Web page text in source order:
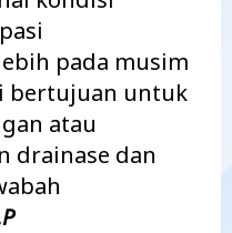
pada musim
bertujuan untuk
atau
drainase dan